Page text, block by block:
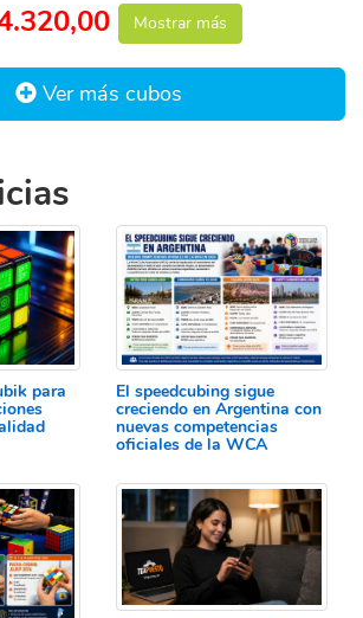
Mostrar más
Ver más cubos
para El speedcubing sigue
creciendo en Argentina con
nuevas competencias
oficiales de la WCA